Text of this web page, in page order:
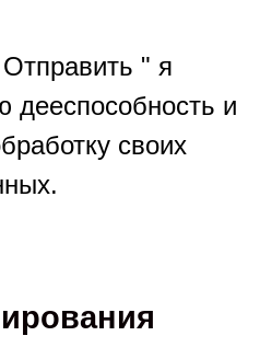
" я
дееспособность и
своих